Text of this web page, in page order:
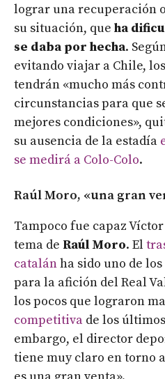
lograr una recuperación
su situación, que ha
se daba por hecha.
evitando viajar a Chile,
tendrán «mucho más
circunstancias para que
mejores condiciones»,
su ausencia de la estadía
se medirá a Colo-Colo.
Raúl Moro, «una gran
Tampoco fue capaz
tema de Raúl Moro. El
catalánha sido uno de
para la afición del Real
los pocos que lograron
competitiva de los
embargo, el director
tiene muy claro en torno